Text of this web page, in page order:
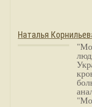
Наталья